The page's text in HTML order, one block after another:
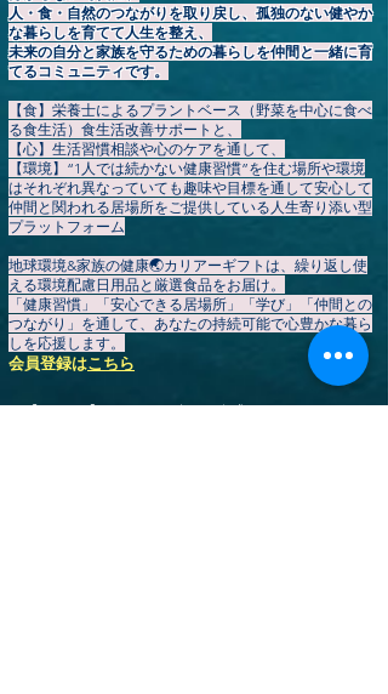
人・食・自然のつながりを取り戻し、孤独のない健やか
な暮らしを育てて人生を整え、
未来の自分と家族を守るための暮らしを仲間と一緒に育
てるコミュニティです。
【食】栄養士によるプラントベース（野菜を中心に食べ
る食生活）食生活改善サポートと、
【心】生活習慣相談や心のケアを通して、
【環境】“1人では続かない健康習慣”を住む場所や環境
はそれぞれ異なっていても趣味や目標を通して安心して
仲間と関われる居場所をご提供している人生寄り添い型
プラットフォーム
地球環境&家族の健康🌏️カリアーギフトは、繰り返し使
える環境配慮日用品と厳選食品をお届け。
「健康習慣」「安心できる居場所」「学び」「仲間との
つながり」を通して、あなたの持続可能で心豊かな暮ら
しを応援します。
会員登録はこちら
▶【HOME】カリアーギフト公式ストア